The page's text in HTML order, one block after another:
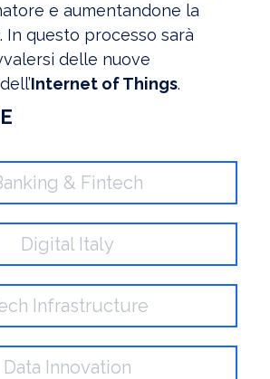
e aumentandone la
In questo processo sarà
delle nuove
Internet of Things.
& Fintech
Digital Italy
Infrastructure
Data Innovation